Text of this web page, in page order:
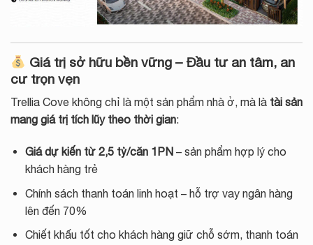
Giá trị sở hữu bền vững – Đầu tư an tâm, an
cư trọn vẹn
Trellia Cove không chỉ là một sản phẩm nhà ở, mà là tài sản
mang giá trị tích lũy theo thời gian:
Giá dự kiến từ 2,5 tỷ/căn 1PN– sản phẩm hợp lý cho
khách hàng trẻ
Chính sách thanh toán linh hoạt – hỗ trợ vay ngân hàng
lên đến 70%
Chiết khấu tốt cho khách hàng giữ chỗ sớm, thanh toán